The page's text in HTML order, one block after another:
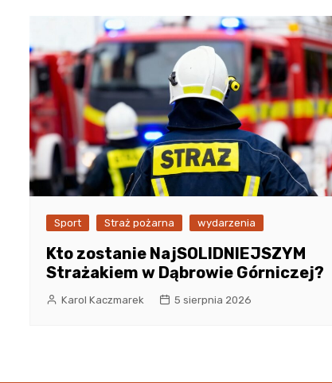
Sport Straż pożarna wydarzenia
Kto zostanie NajSOLIDNIEJSZYM
Strażakiem w Dąbrowie Górniczej?
Karol Kaczmarek 5 sierpnia 2026